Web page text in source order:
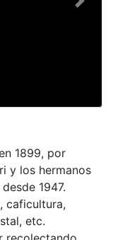
Next
1899, por
y los hermanos
1947.
caficultura,
etc.